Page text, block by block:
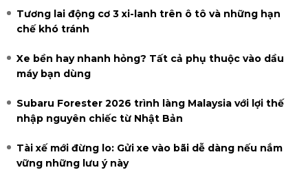
Tương lai động cơ 3 xi-lanh trên ô tô và những hạn
chế khó tránh
Xe bền hay nhanh hỏng? Tất cả phụ thuộc vào dầu
máy bạn dùng
Subaru Forester 2026 trình làng Malaysia với lợi thế
nhập nguyên chiếc từ Nhật Bản
Tài xế mới đừng lo: Gửi xe vào bãi dễ dàng nếu nắm
vững những lưu ý này